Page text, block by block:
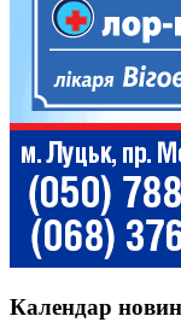
Календар новин